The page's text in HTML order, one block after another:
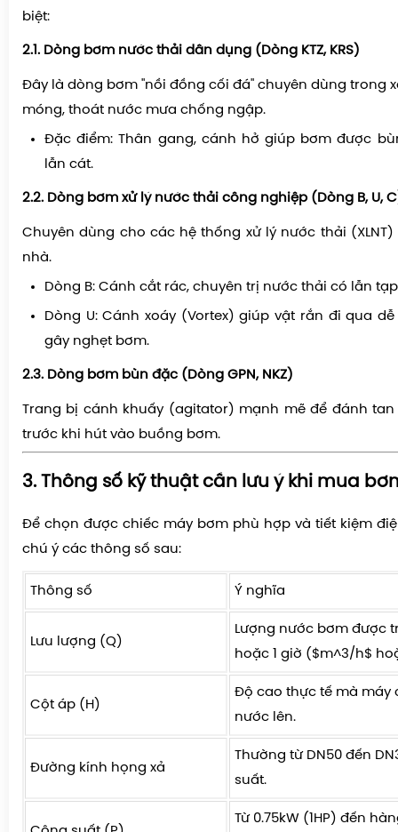
biệt:
2.1. Dòng bơm nước thải dân dụng (Dòng KTZ, KRS)
Đây là dòng bơm "nồi đồng cối đá" chuyên dùng trong
móng, thoát nước mưa chống ngập.
Đặc điểm: Thân gang, cánh hở giúp bơm được
lẫn cát.
2.2. Dòng bơm xử lý nước thải công nghiệp (Dòng B, U,
Chuyên dùng cho các hệ thống xử lý nước thải
nhà.
Dòng B: Cánh cắt rác, chuyên trị nước thải có lẫn
Dòng U:Cánh xoáy (Vortex) giúp vật rắn đi qua
gây nghẹt bơm.
2.3. Dòng bơm bùn đặc (Dòng GPN, NKZ)
Trang bị cánh khuấy (agitator) mạnh mẽ để đánh
trước khi hút vào buồng bơm.
3. Thông số kỹ thuật cần lưu ý khi mua
Để chọn được chiếc máy bơm phù hợp và tiết kiệm
chú ý các thông số sau:
Thông số Ý nghĩa
Lưu lượng (Q)
Lượng nước bơm được
hoặc 1 giờ ( $m^3/h$
Cột áp (H)
Độ cao thực tế mà máy
nước lên.
Đường kính họng xả
Thường từ DN50 đến
suất.
Từ 0.75kW (1HP) đến